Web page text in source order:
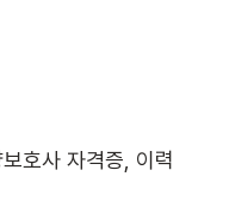
호사 자격증, 이력